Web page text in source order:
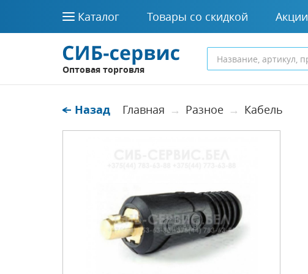
Каталог Товары со скидкой Акции
Оптовая торговля
Назад Главная Разное Кабель